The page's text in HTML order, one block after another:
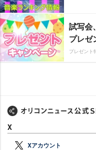
試写会
プレゼ
プレゼント
X
Xアカウント